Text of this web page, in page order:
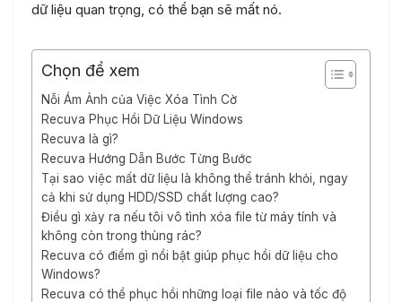
dữ liệu quan trọng, có thể bạn sẽ mất nó.
Chọn để xem
Nỗi Ám Ảnh của Việc Xóa Tình Cờ
Recuva Phục Hồi Dữ Liệu Windows
Recuva là gì?
Recuva Hướng Dẫn Bước Từng Bước
Tại sao việc mất dữ liệu là không thể tránh khỏi, ngay
cả khi sử dụng HDD/SSD chất lượng cao?
Điều gì xảy ra nếu tôi vô tình xóa file từ máy tính và
không còn trong thùng rác?
Recuva có điểm gì nổi bật giúp phục hồi dữ liệu cho
Windows?
Recuva có thể phục hồi những loại file nào và tốc độ